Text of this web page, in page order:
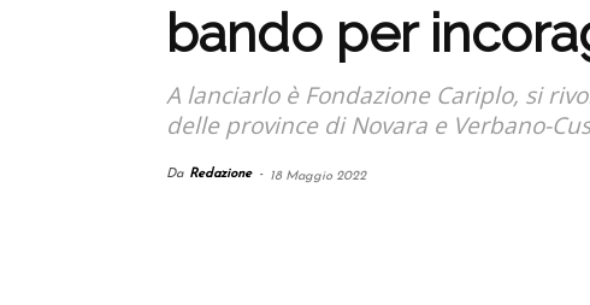
bando per
A lanciarlo è Fondazione Cariplo, si
delle province di Novara e Verbano-
Da Redazione - 18 Maggio 2022